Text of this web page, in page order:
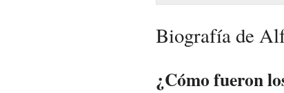
Biografía de
¿Cómo fueron